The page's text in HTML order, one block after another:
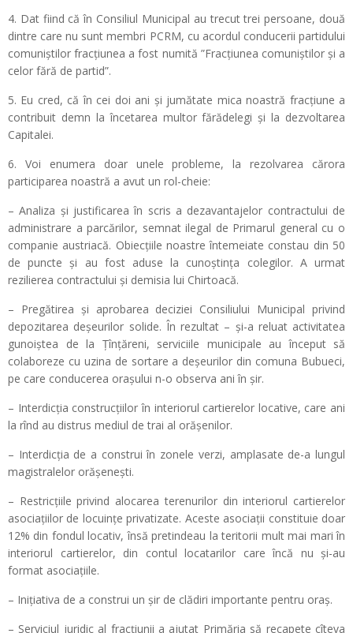
4. Dat fiind că în Consiliul Municipal au trecut trei persoane, două
dintre care nu sunt membri PCRM, cu acordul conducerii partidului
comuniștilor fracțiunea a fost numită ”Fracțiunea comuniștilor și a
celor fără de partid”.
5. Eu cred, că în cei doi ani și jumătate mica noastră fracțiune a
contribuit demn la încetarea multor fărădelegi și la dezvoltarea
Capitalei.
6. Voi enumera doar unele probleme, la rezolvarea cărora
participarea noastră a avut un rol-cheie:
– Analiza și justificarea în scris a dezavantajelor contractului de
administrare a parcărilor, semnat ilegal de Primarul general cu o
companie austriacă. Obiecțiile noastre întemeiate constau din 50
de puncte și au fost aduse la cunoștința colegilor. A urmat
rezilierea contractului și demisia lui Chirtoacă.
– Pregătirea și aprobarea deciziei Consiliului Municipal privind
depozitarea deșeurilor solide. În rezultat – și-a reluat activitatea
gunoiștea de la Țînțăreni, serviciile municipale au început să
colaboreze cu uzina de sortare a deșeurilor din comuna Bubueci,
pe care conducerea orașului n-o observa ani în șir.
– Interdicția construcțiilor în interiorul cartierelor locative, care ani
la rînd au distrus mediul de trai al orășenilor.
– Interdicția de a construi în zonele verzi, amplasate de-a lungul
magistralelor orășenești.
– Restricțiile privind alocarea terenurilor din interiorul cartierelor
asociațiilor de locuințe privatizate. Aceste asociații constituie doar
12% din fondul locativ, însă pretindeau la teritorii mult mai mari în
interiorul cartierelor, din contul locatarilor care încă nu și-au
format asociațiile.
– Inițiativa de a construi un șir de clădiri importante pentru oraș.
– Serviciul juridic al fracțiunii a ajutat Primăria să recapete cîteva